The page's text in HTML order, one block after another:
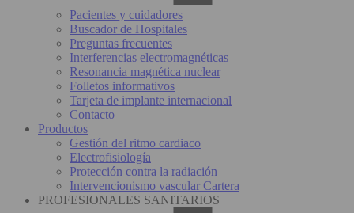
Pacientes y cuidadores
Buscador de Hospitales
Preguntas frecuentes
Interferencias electromagnéticas
Resonancia magnética nuclear
Folletos informativos
Tarjeta de implante internacional
Contacto
Productos
Gestión del ritmo cardiaco
Electrofisiología
Protección contra la radiación
Intervencionismo vascular Cartera
PROFESIONALES SANITARIOS